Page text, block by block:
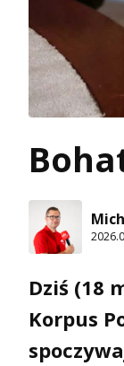
Dziś (18
Korpus